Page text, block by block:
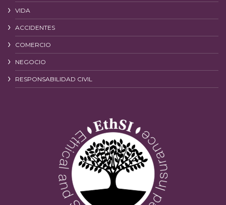
VIDA
ACCIDENTES
COMERCIO
NEGOCIO
RESPONSABILIDAD CIVIL